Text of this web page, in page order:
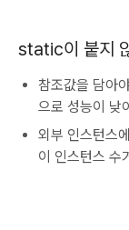
static이 붙지
참조값을 담아
으로 성능이 낮
외부 인스턴스
이 인스턴스 수